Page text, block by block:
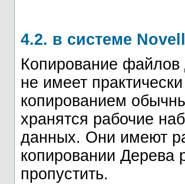
4.2. в системе
Копирование файлов
не имеет
копированием
хранятся рабочие
данных. Они имеют
копировании
пропустить.